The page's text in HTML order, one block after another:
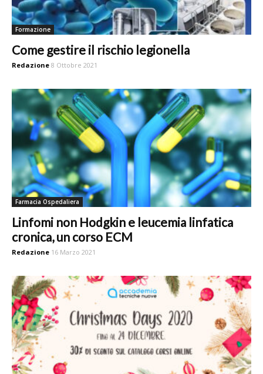
Formazione
Come gestire il rischio legionella
Redazione 8 Ottobre 2021
Farmacia Ospedaliera
Linfomi non Hodgkin e leucemia linfatica
cronica, un corso ECM
Redazione 16 Marzo 2021